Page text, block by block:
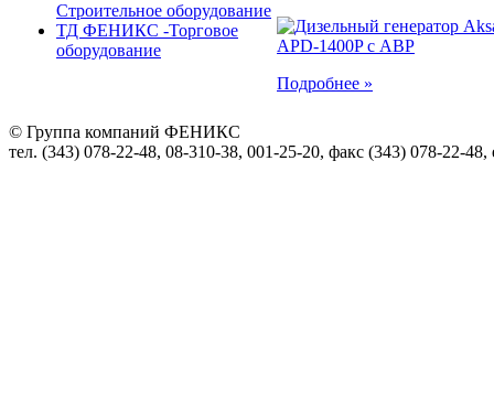
Строительное оборудование
ТД ФЕНИКС -Торговое
оборудование
Подробнее »
© Группа компаний ФЕНИКС
тел. (343) 078-22-48, 08-310-38, 001-25-20, факс (343) 078-22-